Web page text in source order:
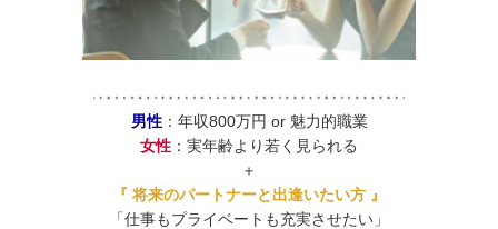
男性：年収800万円 or 魅力的職業
女性 ：実年齢より若く見られる
＋
『 将来のパートナーと出逢いたい方 』
「仕事もプライベートも充実させたい」